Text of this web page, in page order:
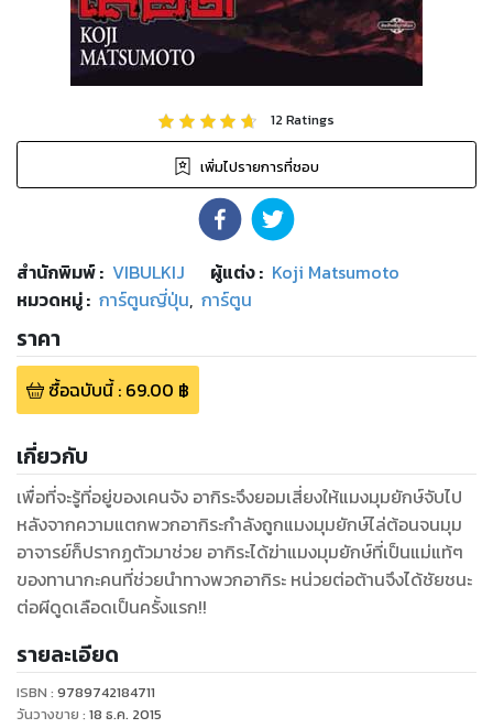
12Ratings
เพิ่มไปรายการที่ชอบ
สำนักพิมพ์: VIBULKIJ ผู้แต่ง : Koji Matsumoto
หมวดหมู่: การ์ตูนญี่ปุ่น, การ์ตูน
ราคา
ซื้อฉบับนี้: 69.00 ฿
เกี่ยวกับ
เพื่อที่จะรู้ที่อยู่ของเคนจัง อากิระจึงยอมเสี่ยงให้แมงมุมยักษ์จับไป
หลังจากความแตกพวกอากิระกำลังถูกแมงมุมยักษ์ไล่ต้อนจนมุม
อาจารย์ก็ปรากฏตัวมาช่วย อากิระได้ฆ่าแมงมุมยักษ์ที่เป็นแม่แท้ๆ
ของทานากะคนที่ช่วยนำทางพวกอากิระ หน่วยต่อต้านจึงได้ชัยชนะ
ต่อผีดูดเลือดเป็นครั้งแรก!!
รายละเอียด
ISBN : 9789742184711
วันวางขาย : 18 ธ.ค. 2015